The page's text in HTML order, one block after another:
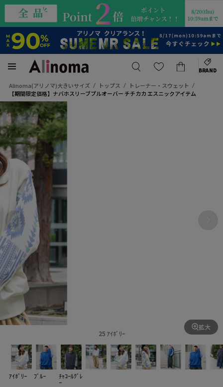
BRAND
Alinoma(アリノマ)大きいサイズ トップス
トレーナー・スウェット
【期間限定価格】ナバホスリーブプルオーバー チチカカ エスニックアイテム
25 ｱｲﾎﾞﾘｰ
拡大
ｱｲﾎﾞﾘｰ ﾌﾞﾙｰ ﾁｬｺｰﾙｸﾞﾚ
ｰ